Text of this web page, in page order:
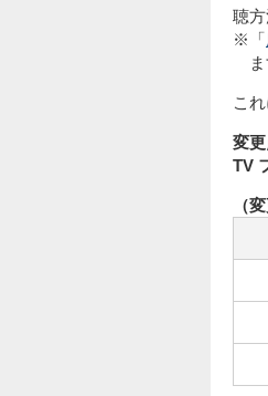
聴
※「
ま
こ
変
TV
（